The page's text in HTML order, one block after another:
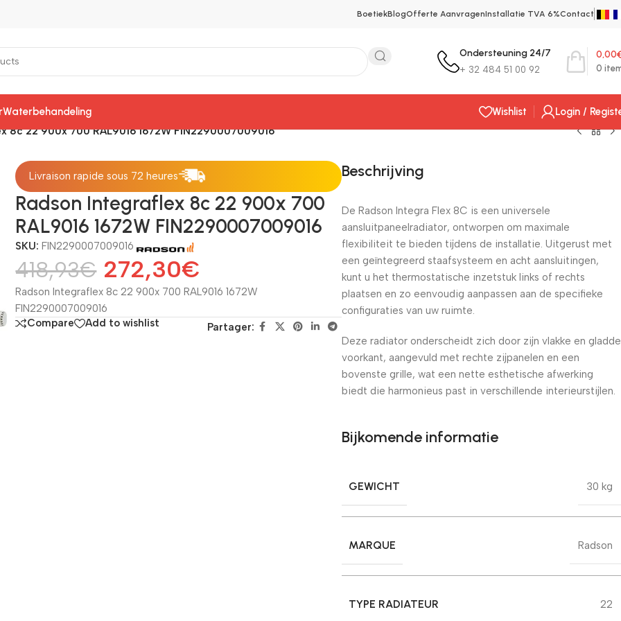
BoetiekBlogOfferte AanvragenInstallatie TVA 6%Contact
Ondersteuning 24/7
+ 32 484 51 00 92 0
0,00
Waterbehandeling Wishlist
Login /
8c 22 900x 700 RAL9016 1672W FIN2290007009016
Livraison rapide sous 72 heures
Radson Integraflex 8c 22 900x 700
RAL9016 1672W FIN2290007009016
SKU:FIN2290007009016
418,93€ 272,30€
Radson Integraflex 8c 22 900x 700 RAL9016 1672W
FIN2290007009016
Compare
Add to wishlist Partager:
Beschrijving
De Radson Integra Flex 8C is een universele
aansluitpaneelradiator, ontworpen om maximale
flexibiliteit te bieden tijdens de installatie. Uitgerust met
een geïntegreerd staafsysteem en acht aansluitingen,
kunt u het thermostatische inzetstuk links of rechts
plaatsen en zo eenvoudig aanpassen aan de specifieke
configuraties van uw ruimte.
Deze radiator onderscheidt zich door zijn vlakke en gladde
voorkant, aangevuld met rechte zijpanelen en een
bovenste grille, wat een nette esthetische afwerking
biedt die harmonieus past in verschillende interieurstijlen.
Bijkomende informatie
GEWICHT 30 kg
MARQUE Radson
TYPE RADIATEUR 22